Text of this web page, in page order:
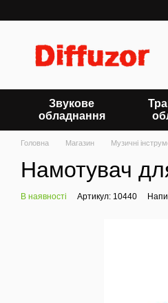
Звукове
обладнання
Головна Магазин Музичні
Намотувач
В наявності Артикул: 10440